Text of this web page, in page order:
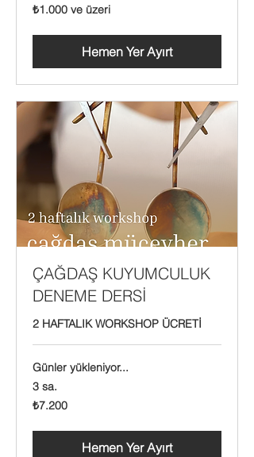
₺1.000
Türk
₺1.000 ve üzeri
Hemen Yer Ayırt
ÇAĞDAŞ KUYUMCULUK
DENEME DERSİ
2 HAFTALIK WORKSHOP ÜCRETİ
Günler yükleniyor...
3 sa.
₺7.200
Türk
₺7.200
Hemen Yer Ayırt